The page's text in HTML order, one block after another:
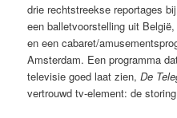
drie rechtstreekse reportages
een balletvoorstelling uit
en een cabaret/
Amsterdam. Een programma
televisie goed laat zien,De
vertrouwd tv-element: de